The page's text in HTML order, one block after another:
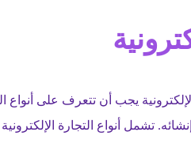
يجب أن تتعرف على أنواع
تشمل أنواع التجارة